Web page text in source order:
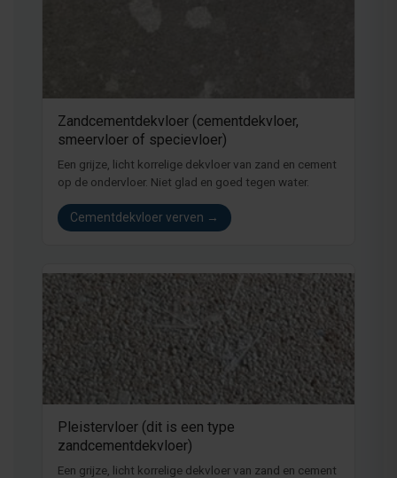
Zandcementdekvloer (cementdekvloer,
smeervloer of specievloer)
Een grijze, licht korrelige dekvloer van zand en cement
op de ondervloer. Niet glad en goed tegen water.
Cementdekvloer verven →
Pleistervloer (dit is een type
zandcementdekvloer)
Een grijze, licht korrelige dekvloer van zand en cement